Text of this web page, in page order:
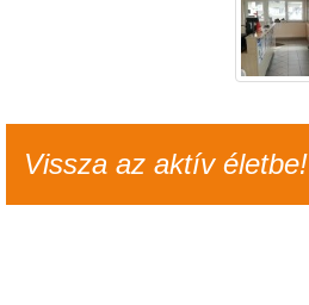
Vissza az aktív életbe!